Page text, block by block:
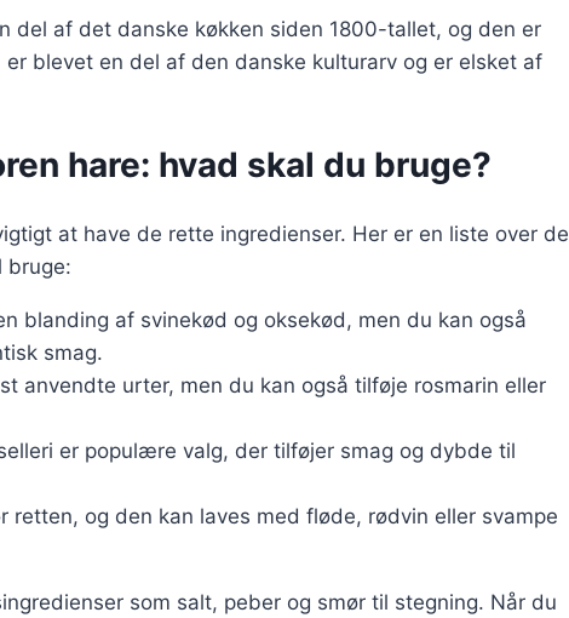
del af det danske køkken siden 1800-tallet, og den er
blevet en del af den danske kulturarv og er elsket af
hare: hvad skal du bruge?
at have de rette ingredienser. Her er en liste over de
bruge:
blanding af svinekød og oksekød, men du kan også
smag.
anvendte urter, men du kan også tilføje rosmarin eller
er populære valg, der tilføjer smag og dybde til
retten, og den kan laves med fløde, rødvin eller svampe
som salt, peber og smør til stegning. Når du